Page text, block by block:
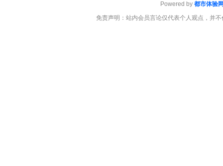
Powered by 都市体验
免责声明：站内会员言论仅代表个人观点，并